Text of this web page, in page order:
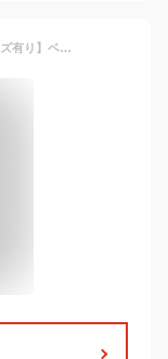
36,000個突破！【浅い ニット帽 大きいサイズ有り】ベーシックエンチ Low Watch ロー ワッチ 帽子 ニット メンズ レディース 蛍光 折り返し クルクルビーニー ネオン ロールニットキャップ ショートニットキャップ 3WAY 全15色 2サイズ フリーサイズ ビッグサイズ bcd-n70191